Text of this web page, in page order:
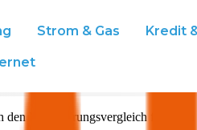
Strom & Gas Kredit
Versicherungsvergleich für Ihren